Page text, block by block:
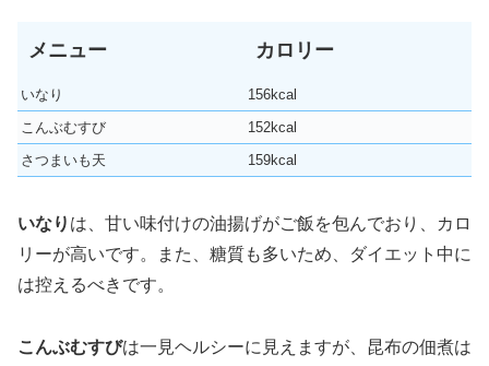
メニュー カロリー
いなり
156kcal
こんぶむすび
152kcal
さつまいも天
159kcal
いなり は、甘い味付けの油揚げがご飯を包んでおり、カロ
リーが高いです。また、糖質も多いため、ダイエット中に
は控えるべきです。
こんぶむすびは一見ヘルシーに見えますが、昆布の佃煮は